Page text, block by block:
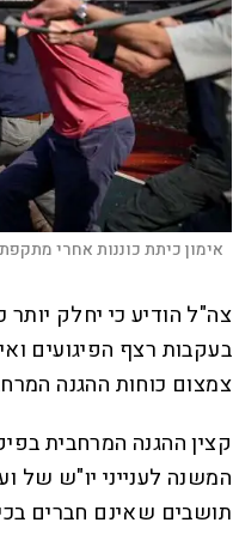
אימון כיתת כוננות אחרי
צה"ל הודיע כי יחלק
בעקבות רצף הפיגועים
צמצום כוחות ההגנה
קצין ההגנה המרחבית
המשנה לענייני יו"ש של
תושבים שאינם חברים